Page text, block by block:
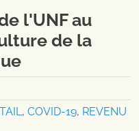
l'UNF au
de la
, COVID-19, REVENU